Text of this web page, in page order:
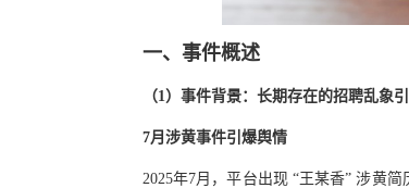
一、 事件概述
（1 ） 事件背景：长期存在的招聘乱象
7月涉黄事件引爆舆情
2025年7月，平台出现 “王某香” 涉黄